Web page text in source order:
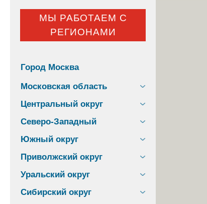
МЫ РАБОТАЕМ С
РЕГИОНАМИ
Город Москва
Московская область
Центральный округ
Северо-Западный
Южный округ
Приволжский округ
Уральский округ
Сибирский округ